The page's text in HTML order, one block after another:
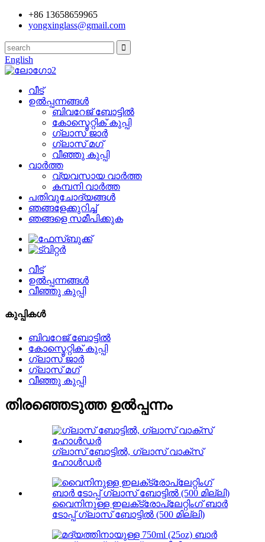
+86 13658659965
yongxinglass@gmail.com
English
വീട്
ഉൽപ്പന്നങ്ങൾ
ബിവറേജ് ബോട്ടിൽ
കോസ്മെറ്റിക് കുപ്പി
ഗ്ലാസ് ജാർ
ഗ്ലാസ് മഗ്
വീഞ്ഞു കുപ്പി
വാർത്ത
വ്യവസായ വാർത്ത
കമ്പനി വാർത്ത
പതിവുചോദ്യങ്ങൾ
ഞങ്ങളേക്കുറിച്ച്
ഞങ്ങളെ സമീപിക്കുക
വീട്
ഉൽപ്പന്നങ്ങൾ
വീഞ്ഞു കുപ്പി
കുപ്പികൾ
ബിവറേജ് ബോട്ടിൽ
കോസ്മെറ്റിക് കുപ്പി
ഗ്ലാസ് ജാർ
ഗ്ലാസ് മഗ്
വീഞ്ഞു കുപ്പി
തിരഞ്ഞെടുത്ത ഉൽപ്പന്നം
ഗ്ലാസ് ബോട്ടിൽ, ഗ്ലാസ് വാക്സ്
ഹോൾഡർ
വൈനിനുള്ള ഇലക്‌ട്രോപ്ലേറ്റിംഗ് ബാർ
ടോപ്പ് ഗ്ലാസ് ബോട്ടിൽ (500 മില്ലി)